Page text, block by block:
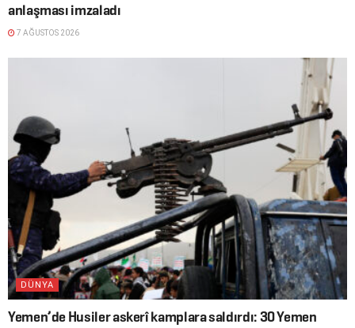
anlaşması imzaladı
7 AĞUSTOS 2026
DÜNYA
Yemen’de Husiler askerî kamplara saldırdı: 30 Yemen